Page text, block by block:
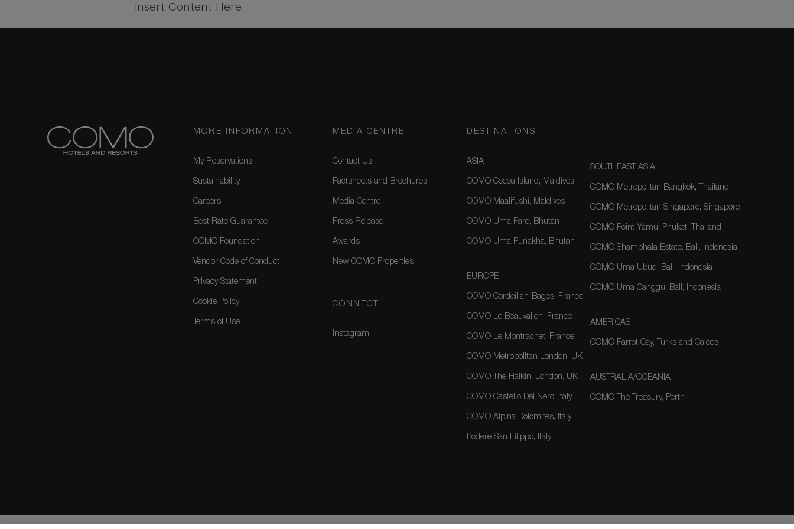
Insert Content Here
MORE INFORMATION
My Reservations
Sustainability
Careers
Best Rate Guarantee
COMO Foundation
Vendor Code of Conduct
Privacy Statement
Cookie Policy
Terms of Use
MEDIA CENTRE
Contact Us
Factsheets and Brochures
Media Centre
Press Release
Awards
New COMO Properties
CONNECT
Instagram
DESTINATIONS
ASIA
COMO Cocoa Island, Maldives
COMO Maalifushi, Maldives
COMO Uma Paro, Bhutan
COMO Uma Punakha, Bhutan
EUROPE
COMO Cordeillan-Bages, France
COMO Le Beauvallon, France
COMO Le Montrachet, France
COMO Metropolitan London, UK
COMO The Halkin, London, UK
COMO Castello Del Nero, Italy
COMO Alpina Dolomites, Italy
Podere San Filippo, Italy
SOUTHEAST ASIA
COMO Metropolitan Bangkok, Thailand
COMO Metropolitan Singapore, Singapore
COMO Point Yamu, Phuket, Thailand
COMO Shambhala Estate, Bali, Indonesia
COMO Uma Ubud, Bali, Indonesia
COMO Uma Canggu, Bali, Indonesia
AMERICAS
COMO Parrot Cay, Turks and Caicos
AUSTRALIA/OCEANIA
COMO The Treasury, Perth